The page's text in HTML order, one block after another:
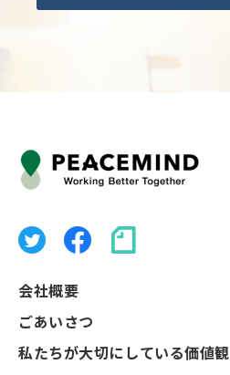
会社概要
ごあいさつ
私たちが大切にしている価値観